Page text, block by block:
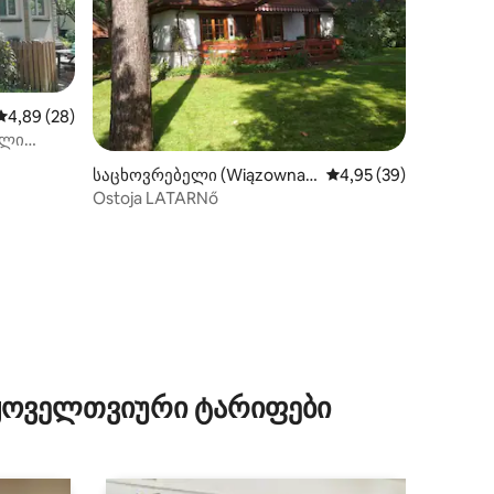
შეფასებაა 5‑დან 4,89, 28 მიმოხილვა
4,89 (28)
საცხოვრებელი (Wiązowna
Kościelna)
საშუალო შეფასებაა
4,95 (39)
Ostoja LATARNő
ტარიფები